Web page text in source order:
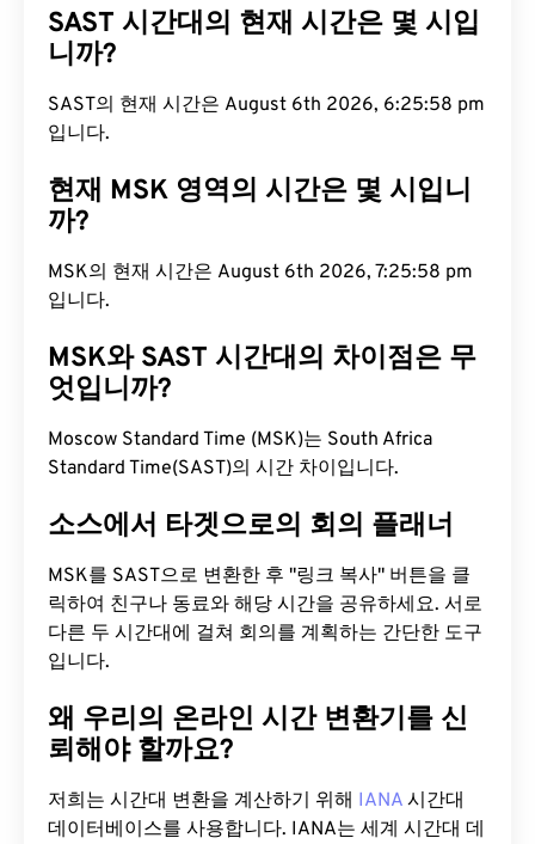
SAST 시간대의 현재 시간은 몇 시입
니까?
SAST의 현재 시간은 August 6th 2026, 6:25:59 pm
입니다.
현재 MSK 영역의 시간은 몇 시입니
까?
MSK의 현재 시간은 August 6th 2026, 7:25:59 pm
입니다.
MSK와 SAST 시간대의 차이점은 무
엇입니까?
Moscow Standard Time (MSK)는 South Africa
Standard Time(SAST)의 시간 차이입니다.
소스에서 타겟으로의 회의 플래너
MSK를 SAST으로 변환한 후 "링크 복사" 버튼을 클
릭하여 친구나 동료와 해당 시간을 공유하세요. 서로
다른 두 시간대에 걸쳐 회의를 계획하는 간단한 도구
입니다.
왜 우리의 온라인 시간 변환기를 신
뢰해야 할까요?
저희는 시간대 변환을 계산하기 위해 IANA 시간대
데이터베이스를 사용합니다. IANA는 세계 시간대 데